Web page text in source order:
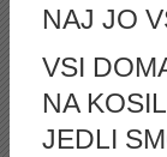
NAJ JO
VSI
NA
JEDLI